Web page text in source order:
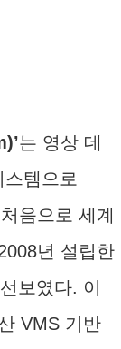
는 영상 데
스템으로
음으로 세계
년 설립한
보였다. 이
VMS 기반